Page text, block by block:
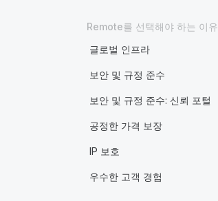
Remote를 선택해야 하는 이유
글로벌 인프라
보안 및 규정 준수
보안 및 규정 준수: 신뢰 포털
공정한 가격 보장
IP 보호
우수한 고객 경험